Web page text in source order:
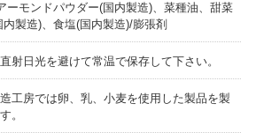
ーモンドパウダー(国内製造)、菜種油、甜菜
製造)、食塩(国内製造)/膨張剤
射日光を避けて常温で保存して下さい。
工房では卵、乳、小麦を使用した製品を製
。